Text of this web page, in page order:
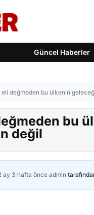
Güncel Haberler
eli değmeden bu ülkenin
bu
değil
ay 3 hafta önceadmin